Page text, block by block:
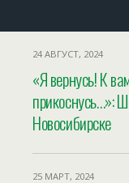
24 АВГУСТ, 2024
«Я вернусь! К
прикоснусь…»:
Новосибирске
25 МАРТ, 2024